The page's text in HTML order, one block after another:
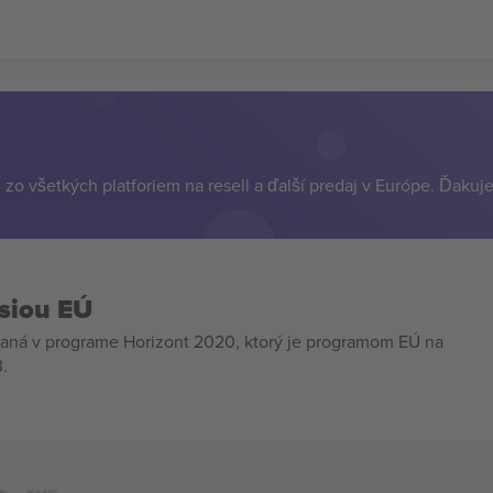
všetkých platforiem na resell a ďalší predaj v Európe.
EÚ
v programe Horizont 2020, ktorý je programom EÚ na